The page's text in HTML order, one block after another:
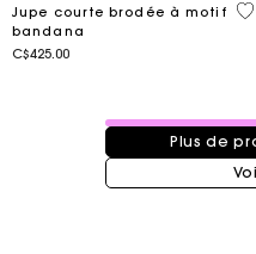
Jupe courte brodée à motif
bandana
C$425.00
48 / 71 produits
Plus de